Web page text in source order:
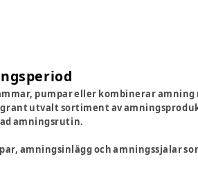
pumpar eller kombinerar
utvalt sortiment av
amningsrutin.
amningsinlägg och amningssjalar